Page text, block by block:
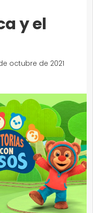
y el
octubre de 2021